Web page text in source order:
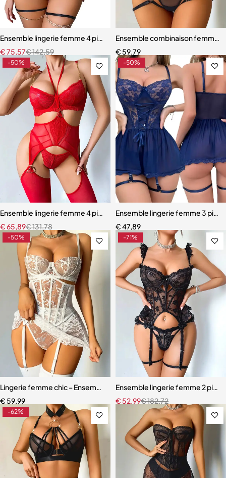
Ensemble lingerie femme 4 pièces – Broderie raffinée et chaînes
€142,59
€75,57
Ensemble combinaison femme
€ 59,79
-50%
Ensemble lingerie femme 4 pièces – Dentelle rouge avec chaînes
€131,78
€65,89
-50%
Ensemble lingerie femme 3
€47,89
-50%
Lingerie femme chic – Ensemble cinq pièces avec soutien-gorge à
€ 59,99
-71%
Ensemble lingerie femme 2
€182,72
€ 52,99
-62%